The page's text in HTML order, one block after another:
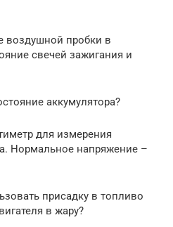
воздушной пробки в
свечей зажигания и
аккумулятора?
для измерения
Нормальное напряжение –
присадку в топливо
в жару?